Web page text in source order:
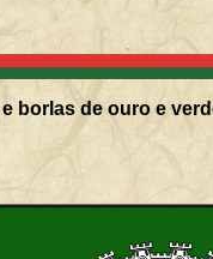
borlas de ouro e